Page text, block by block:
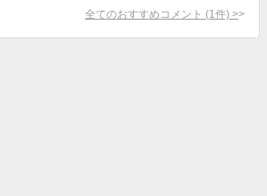
全てのおすすめコメント (1 件) >